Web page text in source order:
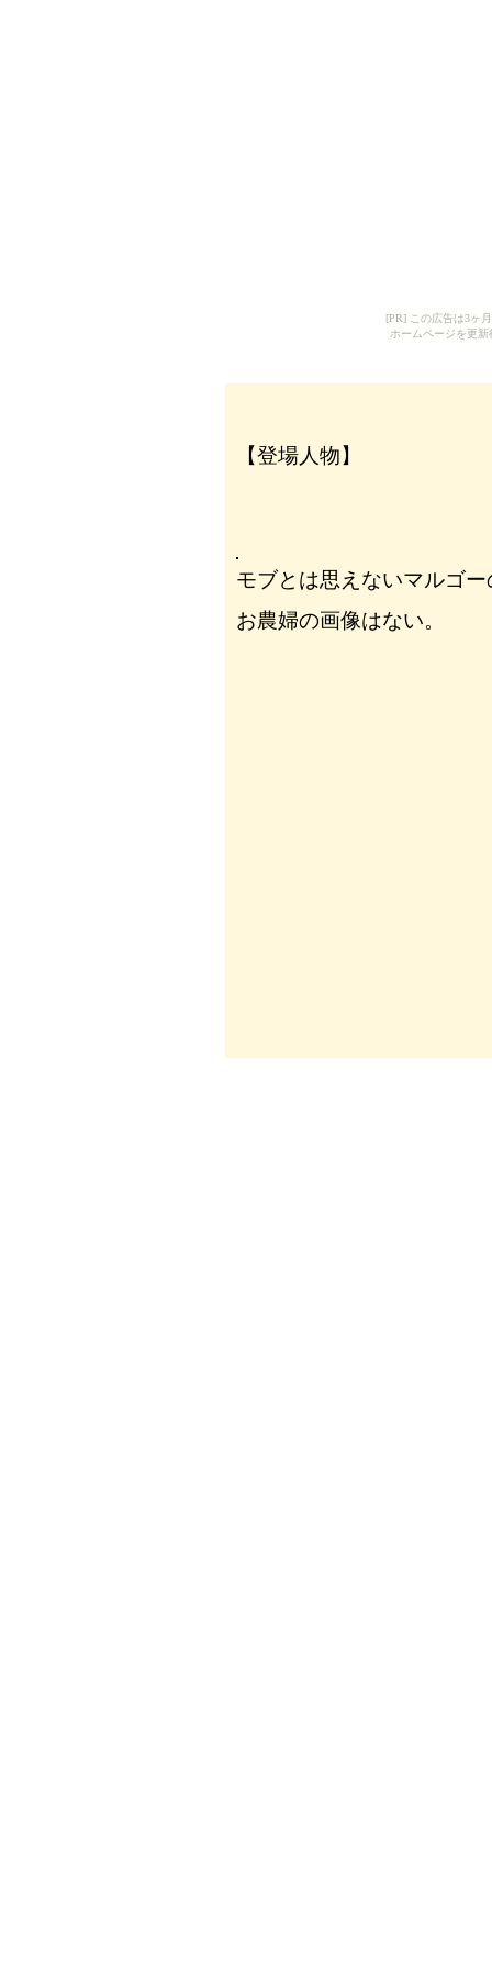
[PR] この広告は3ヶ
ホームページを更
【登場人物】
モブとは思えないマルゴ
お農婦の画像はない。